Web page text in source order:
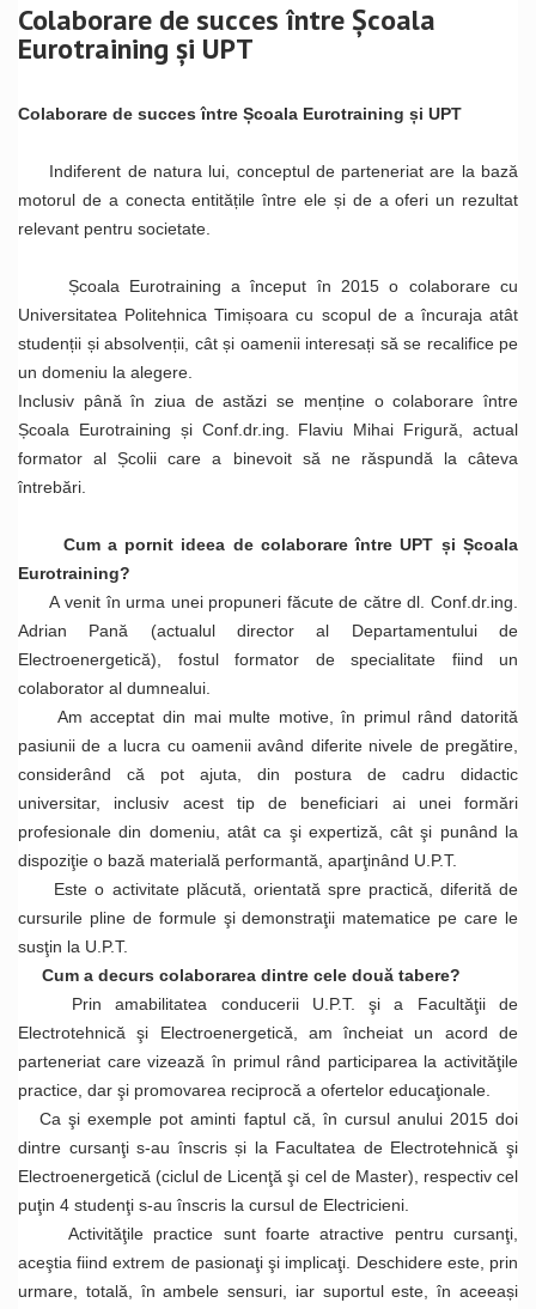
Colaborare de succes între Școala
Eurotraining și UPT
Colaborare de succes între Școala Eurotraining și UPT
Indiferent de natura lui, conceptul de parteneriat are la bază
motorul de a conecta entitățile între ele și de a oferi un rezultat
relevant pentru societate.
Școala Eurotraining a început în 2015 o colaborare cu
Universitatea Politehnica Timișoara cu scopul de a încuraja atât
studenții și absolvenții, cât și oamenii interesați să se recalifice pe
un domeniu la alegere.
Inclusiv până în ziua de astăzi se menține o colaborare între
Școala Eurotraining și Conf.dr.ing. Flaviu Mihai Frigură, actual
formator al Școlii care a binevoit să ne răspundă la câteva
întrebări.
Cum a pornit ideea de colaborare între UPT și Școala
Eurotraining?
A venit în urma unei propuneri făcute de către dl. Conf.dr.ing.
Adrian Pană (actualul director al Departamentului de
Electroenergetică), fostul formator de specialitate fiind un
colaborator al dumnealui.
Am acceptat din mai multe motive, în primul rând datorită
pasiunii de a lucra cu oamenii având diferite nivele de pregătire,
considerând că pot ajuta, din postura de cadru didactic
universitar, inclusiv acest tip de beneficiari ai unei formări
profesionale din domeniu, atât ca şi expertiză, cât şi punând la
dispoziţie o bază materială performantă, aparţinând U.P.T.
Este o activitate plăcută, orientată spre practică, diferită de
cursurile pline de formule şi demonstraţii matematice pe care le
susţin la U.P.T.
Cum a decurs colaborarea dintre cele două tabere?
Prin amabilitatea conducerii U.P.T. şi a Facultăţii de
Electrotehnică şi Electroenergetică, am încheiat un acord de
parteneriat care vizează în primul rând participarea la activităţile
practice, dar şi promovarea reciprocă a ofertelor educaţionale.
Ca şi exemple pot aminti faptul că, în cursul anului 2015 doi
dintre cursanţi s-au înscris și la Facultatea de Electrotehnică şi
Electroenergetică (ciclul de Licenţă şi cel de Master), respectiv cel
puţin 4 studenţi s-au înscris la cursul de Electricieni.
Activităţile practice sunt foarte atractive pentru cursanţi,
aceştia fiind extrem de pasionaţi şi implicaţi. Deschidere este, prin
urmare, totală, în ambele sensuri, iar suportul este, în aceeași